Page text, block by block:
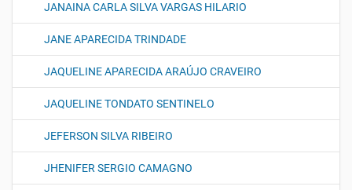
JANAINA CARLA SILVA VARGAS HILARIO
JANE APARECIDA TRINDADE
JAQUELINE APARECIDA ARAÚJO CRAVEIRO
JAQUELINE TONDATO SENTINELO
JEFERSON SILVA RIBEIRO
JHENIFER SERGIO CAMAGNO